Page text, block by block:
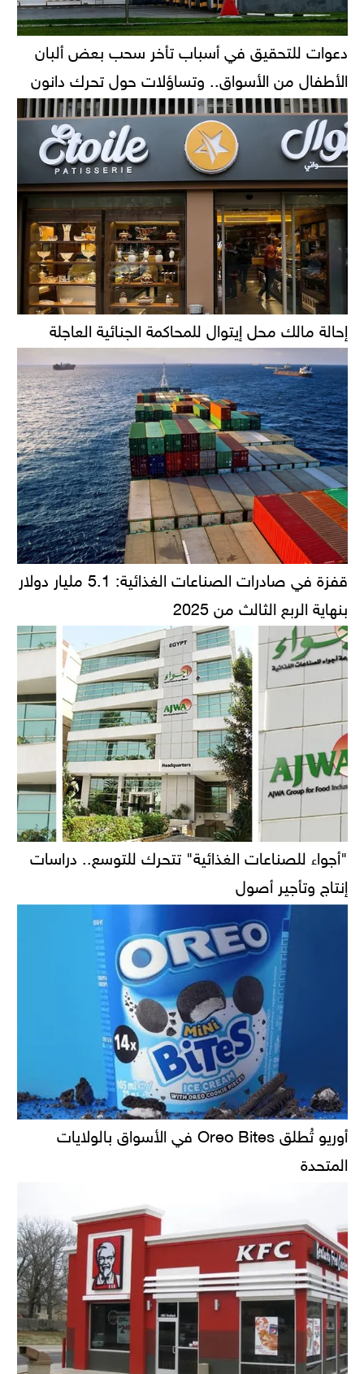
دعوات للتحقيق في أسباب تأخر سحب بعض ألبان
الأطفال من الأسواق.. وتساؤلات حول تحرك دانون
إحالة مالك محل إيتوال للمحاكمة الجنائية العاجلة
قفزة في صادرات الصناعات الغذائية: 5.1 مليار دولار
بنهاية الربع الثالث من 2025
"أجواء للصناعات الغذائية" تتحرك للتوسع.. دراسات
إنتاج وتأجير أصول
أوريو تُطلق Oreo Bites في الأسواق بالولايات
المتحدة